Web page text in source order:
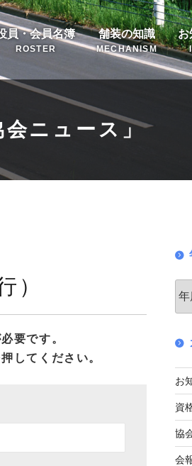
員・会員名簿
ROSTER
舗装の知識
MECHANISM
お
会ニュース」
）
要です。
してください。
お
資
協
会